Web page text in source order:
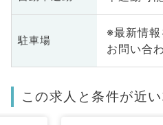
駐車場
※最新情
お問い合
この求人と条件が近い